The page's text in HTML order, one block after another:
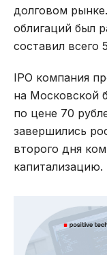
долговом
облигаций был
составил всего
IPO компания
на Московской
по цене 70
завершились
второго дня
капитализацию.